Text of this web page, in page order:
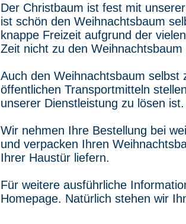
Der Christbaum ist fest mit
ist schön den Weihnachtsbaum
knappe Freizeit aufgrund der
Zeit nicht zu den
Auch den Weihnachtsbaum
öffentlichen Transportmitteln
unserer Dienstleistung zu lösen ist.
Wir nehmen Ihre Bestellung bei
und verpacken Ihren
Ihrer Haustür liefern.
Für weitere ausführliche
Homepage. Natürlich stehen wir